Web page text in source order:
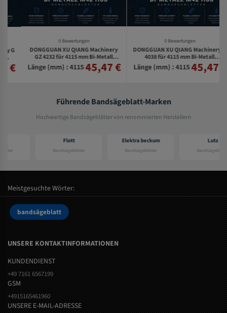
0 Bewertungen
DONGGUAN XU QIANG Machinery
GZ 4232 für 4115 mm Bi-Metall
Bandsägeblätter
Länge (mm) : 411545,47 €
0 Bewertungen
DONGGUAN XU QIANG Machinery G
4038 für 4115 mm Bi-Metall
Bandsägeblätter
Länge (mm) : 411545,47 €
Führende Bandsägeblatt-Marken
Hochwertige Bandsägeblätter von renommierten Herstellern
Bandsägeblätter
Elektra beckum
Bandsägeblätter Bandsägeblätter
Meistgesuchte Wörter:
bandsägeblatt
UNSERE KONTAKTINFORMATIONEN
KUNDENDIENST
+49 7161 6567199
GSM
+4915165461960
UNSERE E-MAIL-ADRESSE